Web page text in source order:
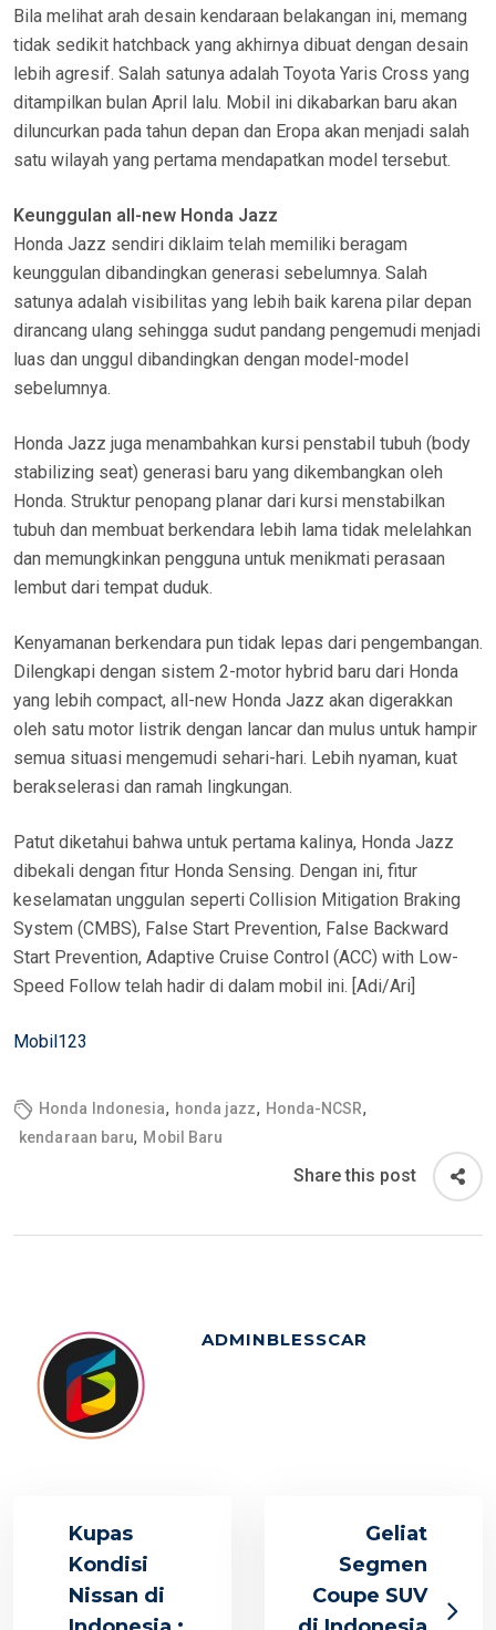
Bila melihat arah desain kendaraan belakangan ini, memang
tidak sedikit hatchback yang akhirnya dibuat dengan desain
lebih agresif. Salah satunya adalah Toyota Yaris Cross yang
ditampilkan bulan April lalu. Mobil ini dikabarkan baru akan
diluncurkan pada tahun depan dan Eropa akan menjadi salah
satu wilayah yang pertama mendapatkan model tersebut.
Keunggulan all-new Honda Jazz
Honda Jazz sendiri diklaim telah memiliki beragam
keunggulan dibandingkan generasi sebelumnya. Salah
satunya adalah visibilitas yang lebih baik karena pilar depan
dirancang ulang sehingga sudut pandang pengemudi menjadi
luas dan unggul dibandingkan dengan model-model
sebelumnya.
Honda Jazz juga menambahkan kursi penstabil tubuh (body
stabilizing seat) generasi baru yang dikembangkan oleh
Honda. Struktur penopang planar dari kursi menstabilkan
tubuh dan membuat berkendara lebih lama tidak melelahkan
dan memungkinkan pengguna untuk menikmati perasaan
lembut dari tempat duduk.
Kenyamanan berkendara pun tidak lepas dari pengembangan.
Dilengkapi dengan sistem 2-motor hybrid baru dari Honda
yang lebih compact, all-new Honda Jazz akan digerakkan
oleh satu motor listrik dengan lancar dan mulus untuk hampir
semua situasi mengemudi sehari-hari. Lebih nyaman, kuat
berakselerasi dan ramah lingkungan.
Patut diketahui bahwa untuk pertama kalinya, Honda Jazz
dibekali dengan fitur Honda Sensing. Dengan ini, fitur
keselamatan unggulan seperti Collision Mitigation Braking
System (CMBS), False Start Prevention, False Backward
Start Prevention, Adaptive Cruise Control (ACC) with Low-
Speed Follow telah hadir di dalam mobil ini. [Adi/Ari]
Mobil123
Honda Indonesia, honda jazz, Honda-NCSR,
kendaraan baru, Mobil Baru
Share this post
ADMINBLESSCAR
Kupas
Kondisi
Nissan di
Geliat
Segmen
Coupe SUV